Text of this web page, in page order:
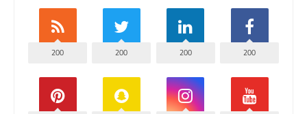
200
200
200
200